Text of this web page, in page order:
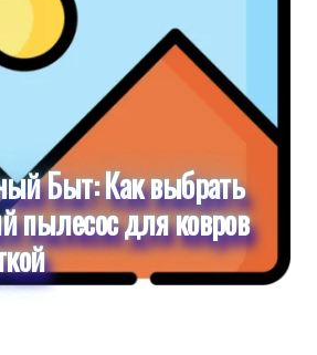
Быт: Как выбрать
пылесос для ковров